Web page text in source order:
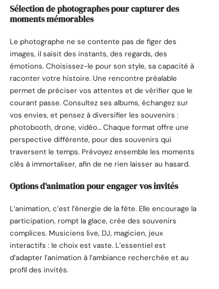
Sélection de photographes pour capturer des
moments mémorables
Le photographe ne se contente pas de figer des
images, il saisit des instants, des regards, des
émotions. Choisissez-le pour son style, sa capacité à
raconter votre histoire. Une rencontre préalable
permet de préciser vos attentes et de vérifier que le
courant passe. Consultez ses albums, échangez sur
vos envies, et pensez à diversifier les souvenirs :
photobooth, drone, vidéo… Chaque format offre une
perspective différente, pour des souvenirs qui
traversent le temps. Prévoyez ensemble les moments
clés à immortaliser, afin de ne rien laisser au hasard.
Options d’animation pour engager vos invités
L’animation, c’est l’énergie de la fête. Elle encourage la
participation, rompt la glace, crée des souvenirs
complices. Musiciens live, DJ, magicien, jeux
interactifs : le choix est vaste. L’essentiel est
d’adapter l’animation à l’ambiance recherchée et au
profil des invités.